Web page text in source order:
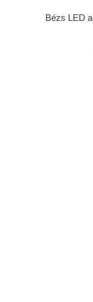
Bézs LED